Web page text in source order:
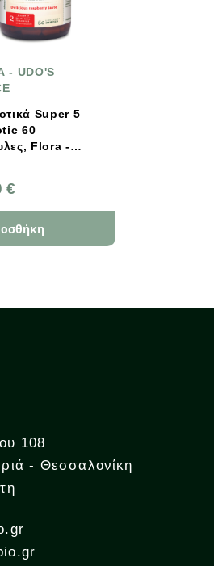
- UDO'S
Super 5
60
Flora -
€
108
- Θεσσαλονίκη